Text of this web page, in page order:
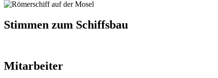
Stimmen zum Schiffsbau
Mitarbeiter